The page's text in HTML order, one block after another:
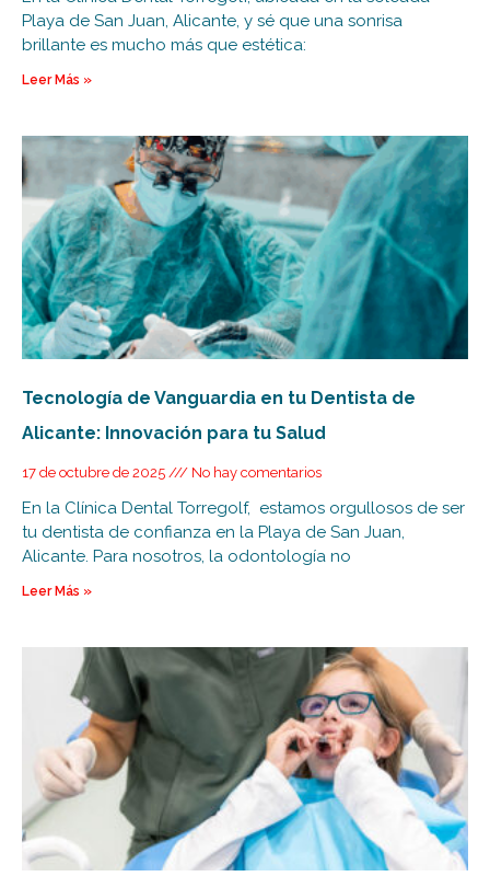
Playa de San Juan, Alicante, y sé que una sonrisa
brillante es mucho más que estética:
Leer Más »
Tecnología de Vanguardia en tu Dentista de
Alicante: Innovación para tu Salud
17 de octubre de 2025 No hay comentarios
En la Clínica Dental Torregolf, estamos orgullosos de ser
tu dentista de confianza en la Playa de San Juan,
Alicante. Para nosotros, la odontología no
Leer Más »